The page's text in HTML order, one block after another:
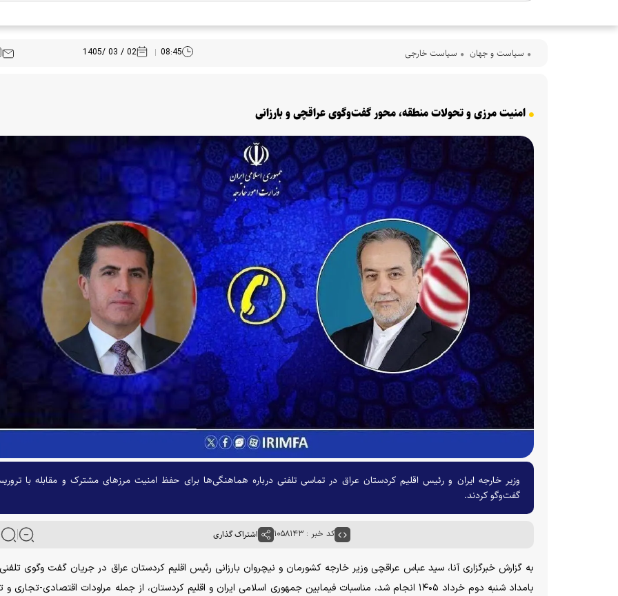
سیاست و جهان سیاست خارجی 08:45
02 / 03 /1405
امنیت مرزی و تحولات منطقه، محور گفت‌وگوی عراقچی و بارزانی
وزیر خارجه ایران و رئیس اقلیم کردستان عراق در تماسی تلفنی درباره هماهنگی‌ها برای حفظ امنیت مرز‌های مشترک و مقابله با
گفت‌وگو کردند.
کد خبر : ۱۰۵۸۱۴۳ اشتراک گذاری
به گزارش خبرگزاری آنا، سید عباس عراقچی وزیر خارجه کشورمان و نیچروان بارزانی رئیس اقلیم کردستان عراق در جریان گفت وگوی
بامداد شنبه دوم خرداد ۱۴۰۵ انجام شد، مناسبات فیمابین جمهوری اسلامی ایران و اقلیم کردستان، از جمله مراودات اقتصادی-تجاری